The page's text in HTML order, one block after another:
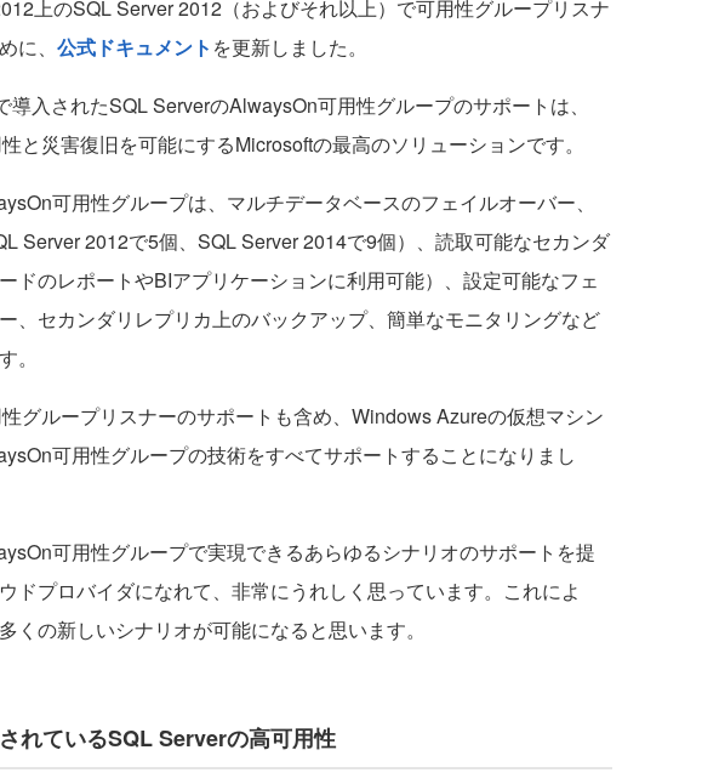
上のSQL Server 2012（およびそれ以上）で可用性グループリスナ
に、 公式ドキュメント を更新しました。
入されたSQL ServerのAlwaysOn可用性グループのサポートは、
と災害復旧を可能にするMicrosoftの最高のソリューションです。
可用性グループは、マルチデータベースのフェイルオーバー、
Server 2012で5個、SQL Server 2014で9個）、読取可能なセカンダ
ドのレポートやBIアプリケーションに利用可能）、設定可能なフェ
、セカンダリレプリカ上のバックアップ、簡単なモニタリングなど
。
グループリスナーのサポートも含め、Windows Azureの仮想マシン
可用性グループの技術をすべてサポートすることになりまし
可用性グループで実現できるあらゆるシナリオのサポートを提
ドプロバイダになれて、非常にうれしく思っています。これによ
くの新しいシナリオが可能になると思います。
れているSQL Serverの高可用性